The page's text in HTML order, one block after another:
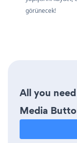
görünecek!
All you
Media